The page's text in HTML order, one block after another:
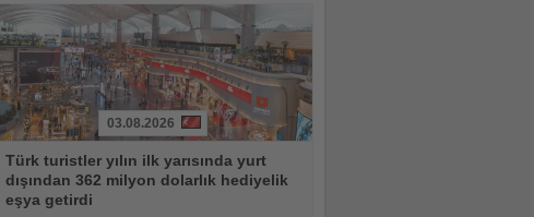
Oku
03.08.2026
Türk turistler yılın ilk yarısında yurt
dışından 362 milyon dolarlık hediyelik
eşya getirdi